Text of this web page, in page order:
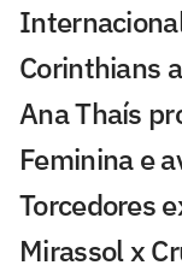
Corinthians
Ana Thaís
Feminina e
Torcedores
Mirassol x